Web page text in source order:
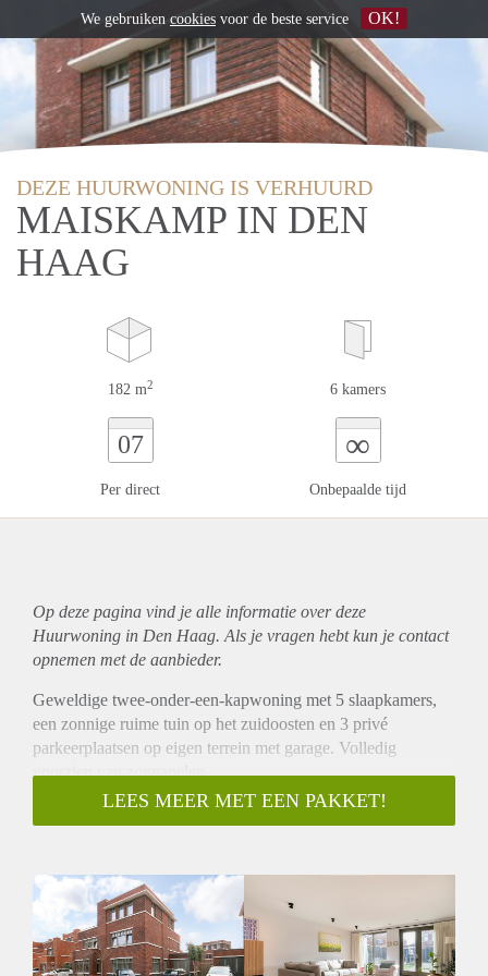
DEZE HUURWONING IS VERHUURD
MAISKAMP IN DEN
HAAG
182 m2 6 kamers
07
Per direct
∞
Onbepaalde tijd
Op deze pagina vind je alle informatie over deze
Huurwoning in Den Haag. Als je vragen hebt kun je contact
opnemen met de aanbieder.
Geweldige twee-onder-een-kapwoning met 5 slaapkamers,
een zonnige ruime tuin op het zuidoosten en 3 privé
parkeerplaatsen op eigen terrein met garage. Volledig
voorzien van zonpanelen.
INDELING
Via de oprit naar de voordeur, waar er plek is voor drie auto's
aparte toilet. Zeer ruime woonkamer met open keuken met
kookeiland voorzien van inbouw apparatuur; koelkast,
vriezer, vaatwasser, kookplaat, afzuiger en oven. Vanuit de
woonkamer via openslaande deuren toegang naar de zeer
LEES MEER MET EEN PAKKET!
We gebruiken cookies voor de beste service OK!